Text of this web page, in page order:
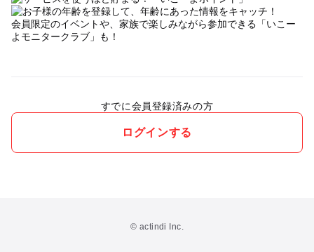
会員限定のイベントや、家族で楽しみながら参加できる「いこー
よモニタークラブ」も！
すでに会員登録済みの方
ログインする
© actindi Inc.